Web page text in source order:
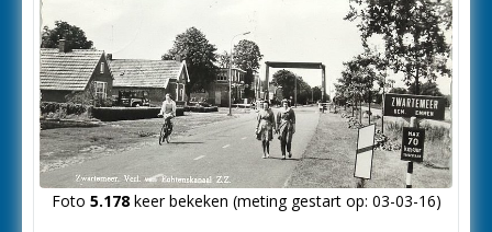
Foto 5.178keer bekeken (meting gestart op: 03-03-16)